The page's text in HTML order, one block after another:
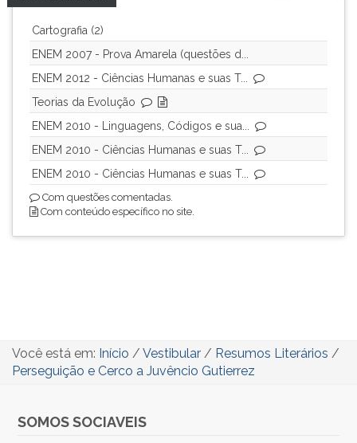
Cartografia (2)
ENEM 2007 - Prova Amarela (questões d...
ENEM 2012 - Ciências Humanas e suas T...
Teorias da Evolução
ENEM 2010 - Linguagens, Códigos e sua...
ENEM 2010 - Ciências Humanas e suas T...
ENEM 2010 - Ciências Humanas e suas T...
Com questões comentadas.
Com conteúdo específico no site.
Você está em: Início / Vestibular / Resumos Literários /
Perseguição e Cerco a Juvêncio Gutierrez
SOMOS SOCIAVEIS